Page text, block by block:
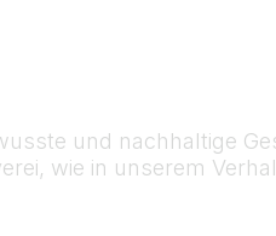
und nachhaltige
wie in unserem